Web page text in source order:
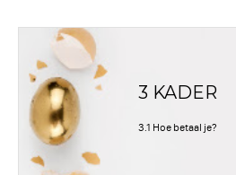
3 KADER
3.1 Hoe betaal je?